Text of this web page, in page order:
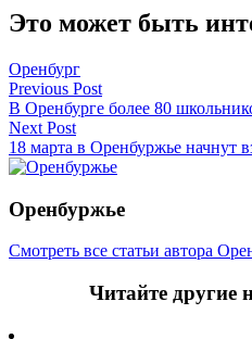
Это может быть
Оренбург
Навигация
по
записям
Previous Post
В Оренбурге более 80
Next Post
18 марта в Оренбуржье начнут
Оренбуржье
Смотреть все статьи автора
Читайте другие